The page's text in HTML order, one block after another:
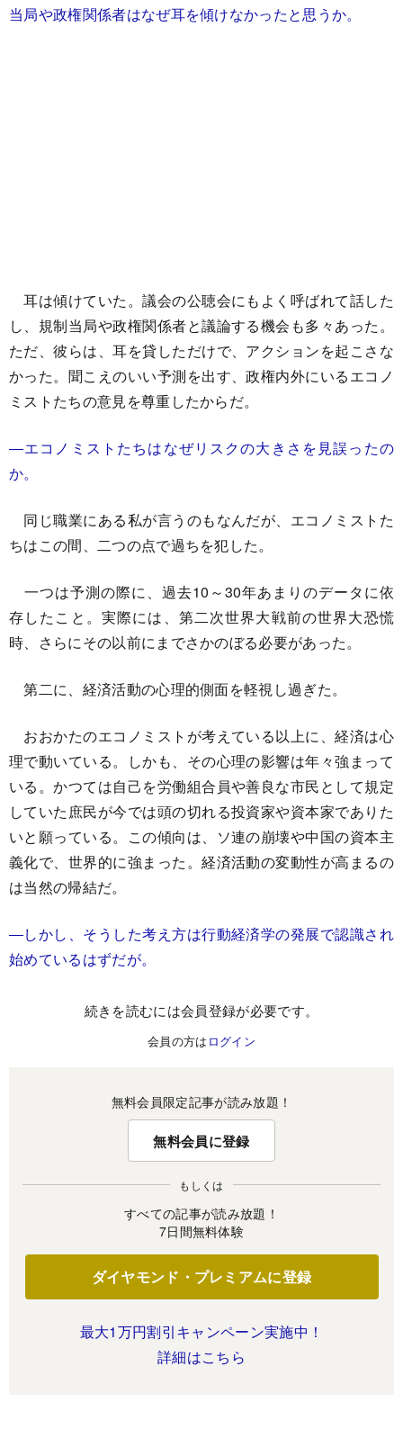
当局や政権関係者はなぜ耳を傾けなかったと思うか。
耳は傾けていた。議会の公聴会にもよく呼ばれて話した
し、規制当局や政権関係者と議論する機会も多々あった。
ただ、彼らは、耳を貸しただけで、アクションを起こさな
かった。聞こえのいい予測を出す、政権内外にいるエコノ
ミストたちの意見を尊重したからだ。
―エコノミストたちはなぜリスクの大きさを見誤ったの
か。
同じ職業にある私が言うのもなんだが、エコノミストた
ちはこの間、二つの点で過ちを犯した。
一つは予測の際に、過去10～30年あまりのデータに依
存したこと。実際には、第二次世界大戦前の世界大恐慌
時、さらにその以前にまでさかのぼる必要があった。
第二に、経済活動の心理的側面を軽視し過ぎた。
おおかたのエコノミストが考えている以上に、経済は心
理で動いている。しかも、その心理の影響は年々強まって
いる。かつては自己を労働組合員や善良な市民として規定
していた庶民が今では頭の切れる投資家や資本家でありた
いと願っている。この傾向は、ソ連の崩壊や中国の資本主
義化で、世界的に強まった。経済活動の変動性が高まるの
は当然の帰結だ。
―しかし、そうした考え方は行動経済学の発展で認識され
始めているはずだが。
続きを読むには会員登録が必要です。
会員の方は ログイン
無料会員限定記事が読み放題！
無料会員に登録
もしくは
すべての記事が読み放題！
7日間無料体験
ダイヤモンド・プレミアムに登録
最大1万円割引キャンペーン実施中！
詳細はこちら